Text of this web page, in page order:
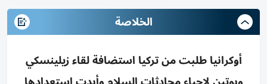
الخلاصة
أوكرانيا طلبت من تركيا استضافة لقاء زيلينسكي